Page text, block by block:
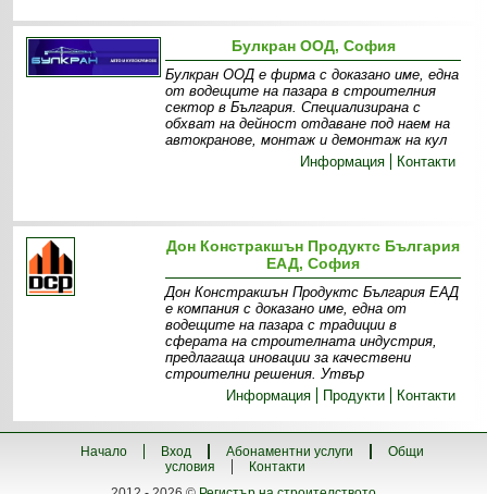
Булкран ООД, София
Булкран ООД е фирма с доказано име, една
от водещите на пазара в строителния
сектор в България. Специализирана с
обхват на дейност отдаване под наем на
автокранове, монтаж и демонтаж на кул
Информация
Контакти
Дон Констракшън Продуктс България
ЕАД, София
Дон Констракшън Продуктс България ЕАД
е компания с доказано име, една от
водещите на пазара с традиции в
сферата на строителната индустрия,
предлагаща иновации за качествени
строителни решения. Утвър
Информация
Продукти Контакти
Начало Вход Абонаментни услуги
Общи
условия
Контакти